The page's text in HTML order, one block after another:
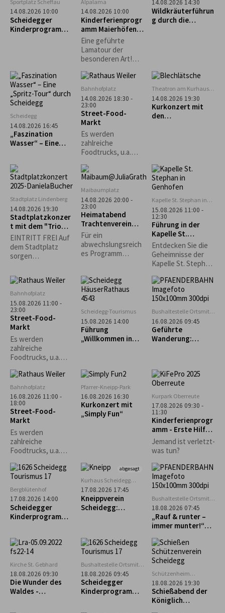
entdecken die
Schönheiten des
Nachthimmels.
Sportplatz Scheffau
14.08.2026 10:00
Scheidegger
Kinderprogramm:
Alpalama
14.08.2026 10:00
Kinderferienprogr
amm Maierhöfen:
Alpalama Familien-
Erlebniszeit
Eine geführte
Lamatour der
besonderen Art!
Familien Pro Familie
60 €.
14.08.2026 14:30
Wildkräuterführun
g durch die
Scheidegg
14.08.2026 16:45
„Faszination
Wasser“ – Eine
Bahnhofplatz
14.08.2026 18:30 -
23:00
Street-Food-
Markt
Es werden
zahlreiche
Foodtrucks, u.a.
asiatisch und vieles
mehr erwartet.
Theatron am Kurhaus
Scheidegg
14.08.2026 19:30
Kurkonzert mit
den
Stadtplatz Lindenberg
14.08.2026 19:30
Stadtplatzkonzer
t mit dem "Trio
Spontan"
EINTRITT FREI Auf
dem Stadtplatz
sorgen
Vereine für
Sitzgelegenheiten
und das leibliche
Wohl. *Die
Veranstaltung
findet nur bei
trockenem Wetter
statt.*
Maibaumplatz
14.08.2026 20:00 -
23:00
Heimatabend
Trachtenverein
Stiefenhofen
Für ein
abwechslungsreich
es Programm
Kindergruppe und
die aktiven Plattler.
Kapelle St. Stephan in
Genhofen
15.08.2026 11:00 -
12:30
Führung in der
Kapelle St.
Stephan in
Genhofen
Entdecken Sie die
Geheimnisse der
Kapelle St. Stephan
einer exklusiven
Führung mit
Heimatpfleger
Georg King!
Bahnhofplatz
15.08.2026 11:00 -
23:00
Street-Food-
Markt
Es werden
zahlreiche
Foodtrucks, u.a.
asiatisch und vieles
mehr erwartet.
Scheidegg-Tourismus
15.08.2026 14:00
Führung
„Willkommen in
Bushaltestelle Ortsmitte
Scheidegg
16.08.2026 09:45
Geführte
Wanderung:
Bahnhofplatz
16.08.2026 11:00 -
18:00
Street-Food-
Markt
Es werden
zahlreiche
Foodtrucks, u.a.
asiatisch und vieles
mehr erwartet.
Pfarrer-Kneipp-Park
16.08.2026 16:30
Kurkonzert mit
„Simply Fun“
Kurpark Oberreute
17.08.2026 09:30 -
11:30
Kinderferienprogr
amm - Erste Hilfe
Kurs
Jemand ist verletzt-
was tun?
Bergblütenhof
17.08.2026 14:00
Scheidegger
Kinderprogramm:
und staunen
abgesagt
Kurhaus Scheidegg
Mehrzweckraum im UG
17.08.2026 17:45
Kneippverein
Scheidegg:
Bushaltestelle Ortsmitte
Scheidegg
18.08.2026 07:45
„Rauf & runter –
immer munter!“
Pfänder
Kirche St. Gebhard
18.08.2026 09:30
Die Wunder des
Waldes -
Bushaltestelle Ortsmitte
Scheidegg
18.08.2026 09:45
Scheidegger
Kinderprogramm:
Schützenheim
Scheidegg
(ehem. Lokschuppen)
18.08.2026 19:30
Schießabend der
Königlich